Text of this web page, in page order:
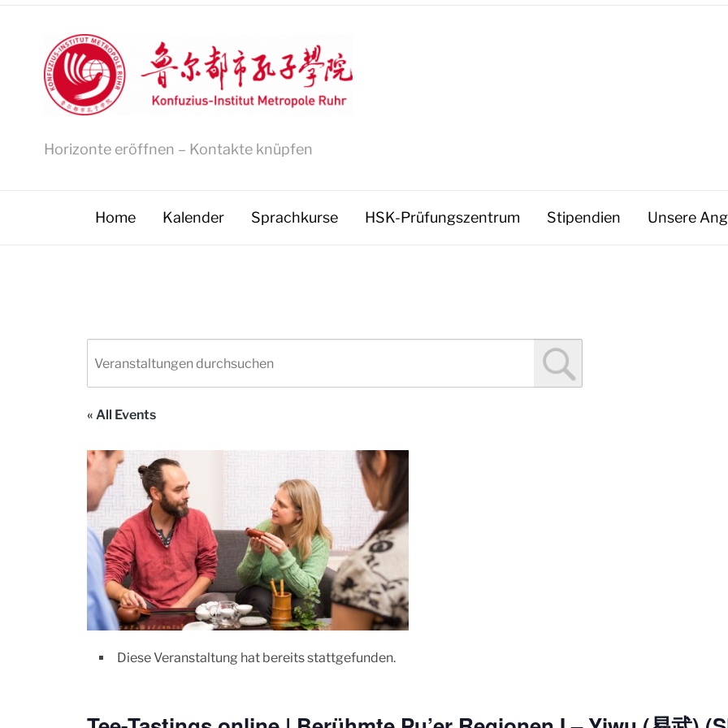
Horizonte eröffnen – Kontakte knüpfen
Home Kalender Sprachkurse HSK-Prüfungszentrum Stipendien Unsere
« All Events
Diese Veranstaltung hat bereits stattgefunden.